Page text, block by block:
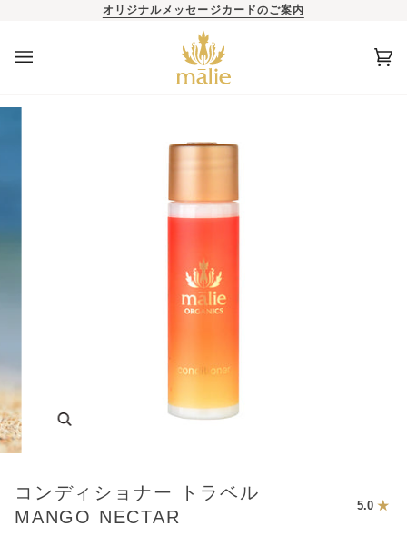
オリジナルメッセージカードのご案内
カ(0)
コンディショナー トラベル
MANGO NECTAR
5.0